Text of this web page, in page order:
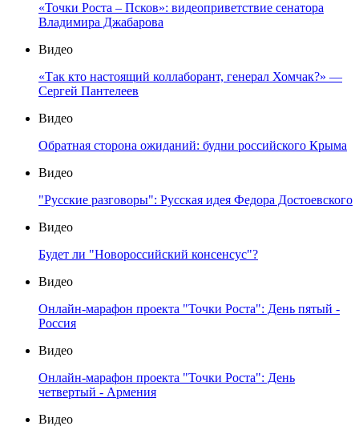
«Точки Роста – Псков»: видеоприветствие сенатора
Владимира Джабарова
Видео
«Так кто настоящий коллаборант, генерал Хомчак?» —
Сергей Пантелеев
Видео
Обратная сторона ожиданий: будни российского Крыма
Видео
"Русские разговоры": Русская идея Федора Достоевского
Видео
Будет ли "Новороссийский консенсус"?
Видео
Онлайн-марафон проекта "Точки Роста": День пятый -
Россия
Видео
Онлайн-марафон проекта "Точки Роста": День
четвертый - Армения
Видео